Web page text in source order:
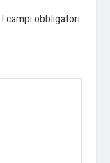
I campi obbligatori